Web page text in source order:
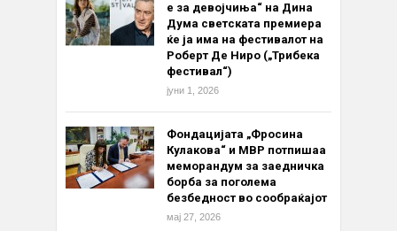
е за девојчиња“ на Дина
Дума светската премиера
ќе ја има на фестивалот на
Роберт Де Ниро („Трибека
фестивал“)
јуни 1, 2026
Фондацијата „Фросина
Кулакова“ и МВР потпишаа
меморандум за заедничка
борба за поголема
безбедност во сообраќајот
мај 27, 2026